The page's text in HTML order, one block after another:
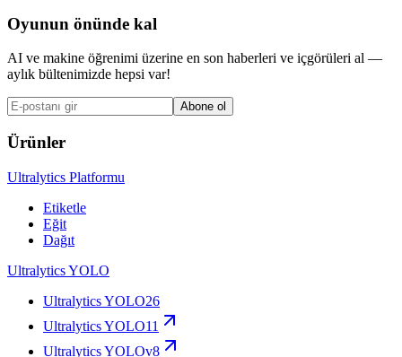
Oyunun önünde kal
AI ve makine öğrenimi üzerine en son haberleri ve içgörüleri al —
aylık bültenimizde hepsi var!
Abone ol
Ürünler
Ultralytics Platformu
Etiketle
Eğit
Dağıt
Ultralytics YOLO
Ultralytics YOLO26
Ultralytics YOLO11
Ultralytics YOLOv8